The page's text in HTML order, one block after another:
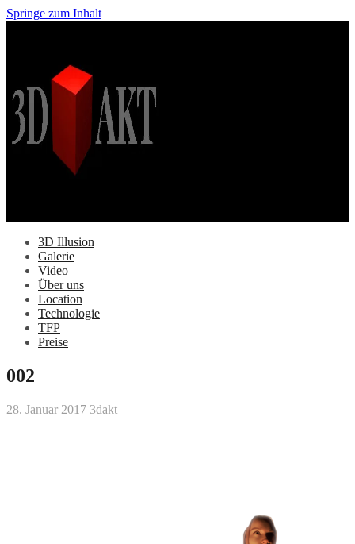
Springe zum Inhalt
3D Illusion
Galerie
Video
Über uns
Location
Technologie
TFP
Preise
002
28. Januar 2017 3dakt